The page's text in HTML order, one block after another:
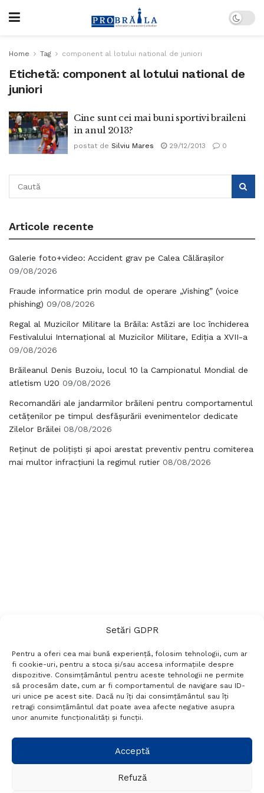
Setări GDPR
Pentru a oferi cea mai bună experiență, folosim tehnologii, cum ar
fi cookie-uri, pentru a stoca și/sau accesa informațiile despre
dispozitive. Consimțământul pentru aceste tehnologii ne permite
să procesăm date, cum ar fi comportamentul de navigare sau ID-
uri unice pe acest site. Dacă nu îți dai consimțământul sau îți
retragi consimțământul dat poate avea afecte negative asupra
unor anumite funcționalități și funcții.
Acceptă
Refuză
Home Tag component al lotului national de juniori
Etichetă: component al lotului national de
juniori
Cine sunt cei mai buni sportivi braileni
in anul 2013?
postat de Silviu Mares 29/12/2013 0
Articole recente
Galerie foto+video: Accident grav pe Calea Călărașilor
09/08/2026
Fraude informatice prin modul de operare „Vishing” (voice
phishing) 09/08/2026
Regal al Muzicilor Militare la Brăila: Astăzi are loc închiderea
Festivalului Internațional al Muzicilor Militare, Ediția a XVII-a
09/08/2026
Brăileanul Denis Buzoiu, locul 10 la Campionatul Mondial de
atletism U20 09/08/2026
Recomandări ale jandarmilor brăileni pentru comportamentul
cetățenilor pe timpul desfășurării evenimentelor dedicate
Zilelor Brăilei 08/08/2026
Reținut de polițiști și apoi arestat preventiv pentru comiterea
mai multor infracțiuni la regimul rutier 08/08/2026
Termeni si conditii
Politică de confidențialitate
Politica cookies
Setări GDPR
+40 788 760 194